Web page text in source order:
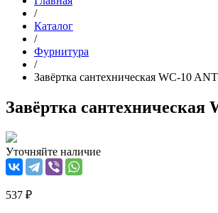
/
Каталог
/
Фурнитура
/
Завёртка сантехническая WC-10
Завёртка сантехническая
Уточняйте наличие
537 ₽